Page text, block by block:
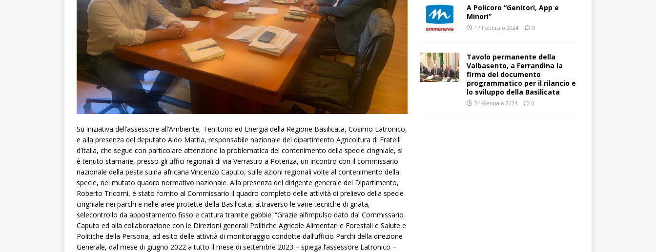
Su iniziativa dell’assessore all’Ambiente, Territorio ed Energia della Regione Basilicata, Cosimo Latronico,
e alla presenza del deputato Aldo Mattia, responsabile nazionale del dipartimento Agricoltura di Fratelli
d’Italia, che segue con particolare attenzione la problematica del contenimento della specie cinghiale, si
è tenuto stamane, presso gli uffici regionali di via Verrastro a Potenza, un incontro con il commissario
nazionale della peste suina africana Vincenzo Caputo, sulle azioni regionali volte al contenimento della
specie, nel mutato quadro normativo nazionale. Alla presenza del dirigente generale del Dipartimento,
Roberto Tricomi, è stato fornito al Commissario il quadro completo delle attività di prelievo della specie
cinghiale nei parchi e nelle aree protette della Basilicata, attraverso le varie tecniche di girata,
selecontrollo da appostamento fisso e cattura tramite gabbie. “Grazie all’impulso dato dal Commissario
Caputo ed alla collaborazione con le Direzioni generali Politiche Agricole Alimentari e Forestali e Salute e
Politiche della Persona, ad esito delle attività di monitoraggio condotte dall’ufficio Parchi della direzione
Generale, dal mese di giugno 2022 a tutto il mese di settembre 2023 – spiega l’assessore Latronico –
A Policoro “Genitori, App e
Minori”
17 Febbraio 2024 0
Tavolo permanente della
Valbasento, a Ferrandina la
firma del documento
programmatico per il rilancio e
lo sviluppo della Basilicata
26 Gennaio 2024 0